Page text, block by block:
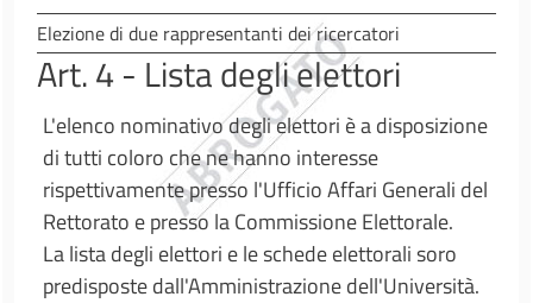
Elezione di due rappresentanti dei ricercatori
Art. 4 - Lista degli elettori
L'elenco nominativo degli elettori è a disposizione
di tutti coloro che ne hanno interesse
rispettivamente presso l'Ufficio Affari Generali del
Rettorato e presso la Commissione Elettorale.
La lista degli elettori e le schede elettorali soro
predisposte dall'Amministrazione dell'Università.